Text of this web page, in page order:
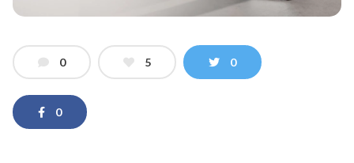
0 5 0
0